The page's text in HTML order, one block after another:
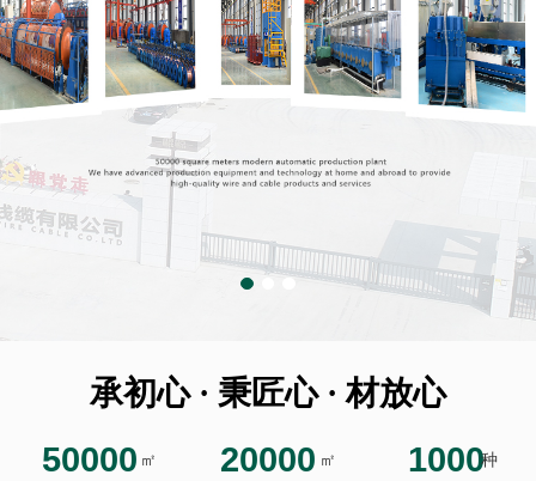
承初心 · 秉匠心 · 材放心
50000 ㎡ 20000 ㎡ 1000种